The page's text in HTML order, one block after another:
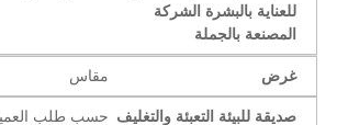
للعناية بالبشرة الشركة
المصنعة بالجملة
مقاس
صديقة للبيئة التعبئة والتغليف حسب طلب العميل